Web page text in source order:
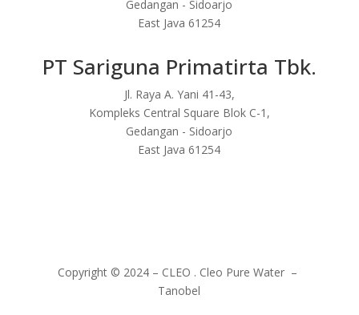
Gedangan - Sidoarjo
East Java 61254
PT Sariguna Primatirta Tbk.
Jl. Raya A. Yani 41-43,
Kompleks Central Square Blok C-1,
Gedangan - Sidoarjo
East Java 61254
Copyright © 2024 – CLEO . Cleo Pure Water –
Tanobel